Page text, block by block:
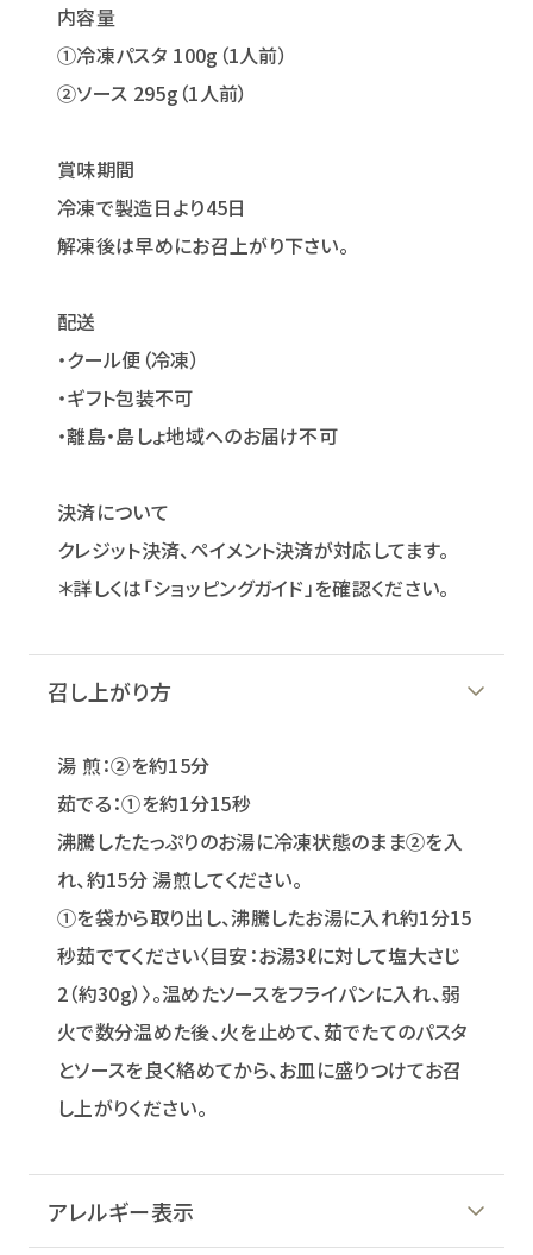
内容量
①冷凍パスタ 100g（1人前）
②ソース 295g（1人前）
賞味期間
冷凍で製造日より45日
解凍後は早めにお召上がり下さい。
配送
・クール便（冷凍）
・ギフト包装不可
・離島・島しょ地域へのお届け不可
決済について
クレジット決済、ペイメント決済が対応してます。
＊詳しくは「ショッピングガイド」を確認ください。
召し上がり方
湯 煎：②を約15分
茹でる：①を約1分15秒
沸騰したたっぷりのお湯に冷凍状態のまま②を入
れ、約15分 湯煎してください。
①を袋から取り出し、沸騰したお湯に入れ約1分15
秒茹でてください〈目安：お湯3ℓに対して塩大さじ
2（約30g）〉。温めたソースをフライパンに入れ、弱
火で数分温めた後、火を止めて、茹でたてのパスタ
とソースを良く絡めてから、お皿に盛りつけてお召
し上がりください。
アレルギー表示